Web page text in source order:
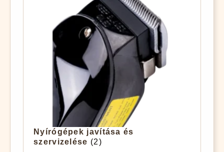
Nyírógépek javítása és
szervizelése (2)